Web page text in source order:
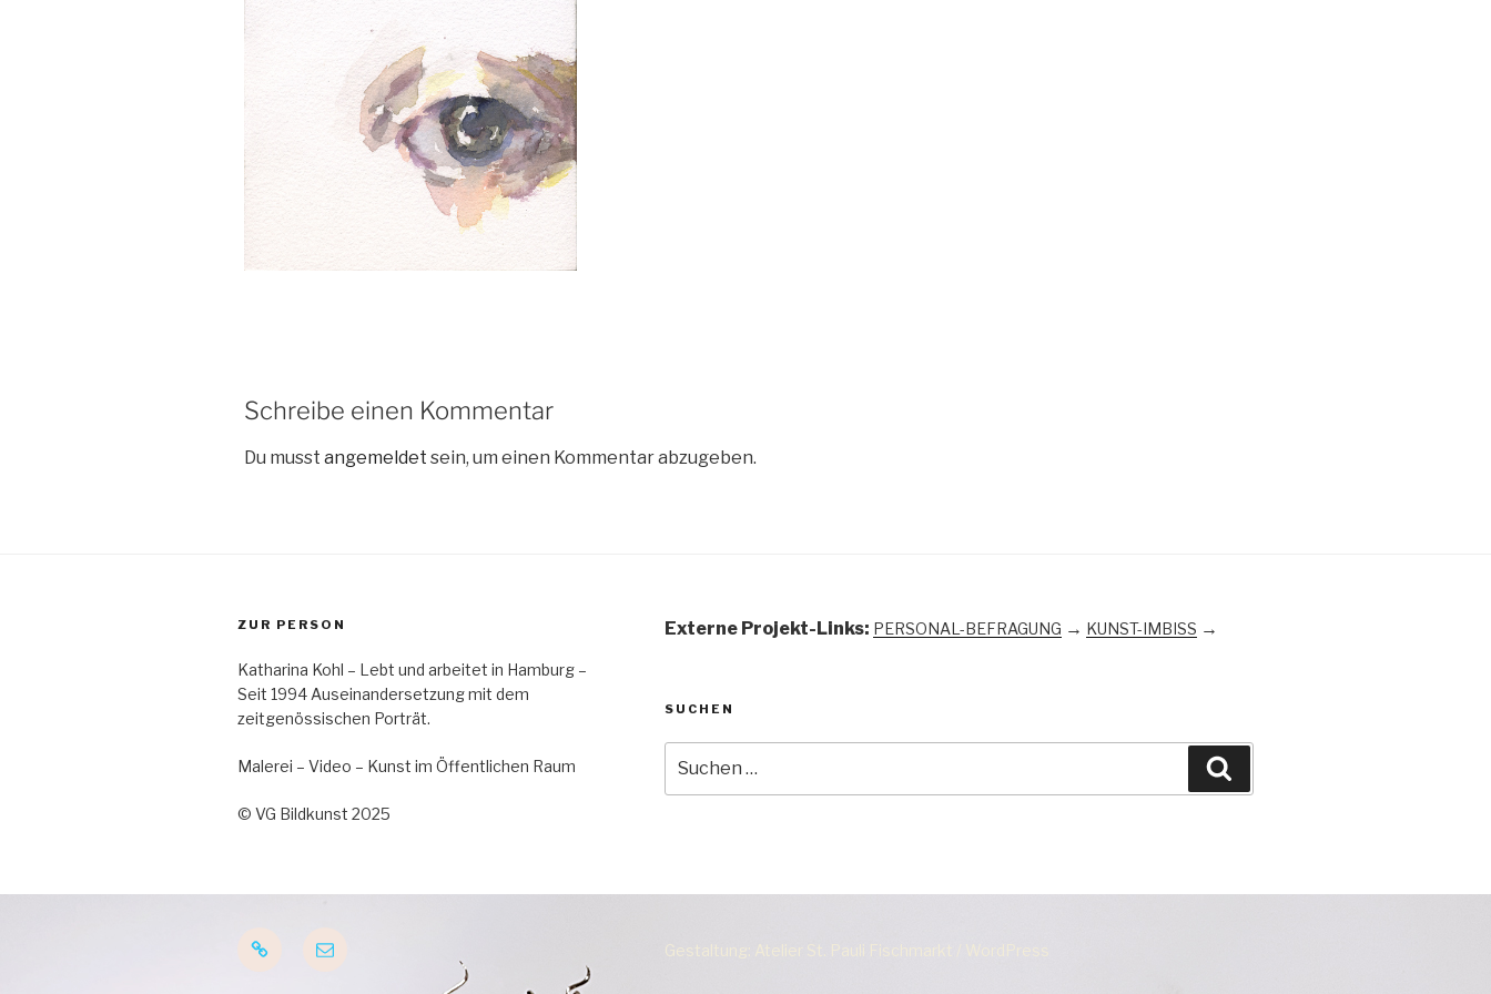
Schreibe einen Kommentar
Du musst angemeldet sein, um einen Kommentar abzugeben.
ZUR PERSON
Katharina Kohl – Lebt und arbeitet in Hamburg –
Seit 1994 Auseinandersetzung mit dem
zeitgenössischen Porträt.
Malerei – Video – Kunst im Öffentlichen Raum
© VG Bildkunst 2025
Externe Projekt-Links: PERSONAL-BEFRAGUNG → KUNST-IMBISS →
SUCHEN
nach:
Startseite
E-